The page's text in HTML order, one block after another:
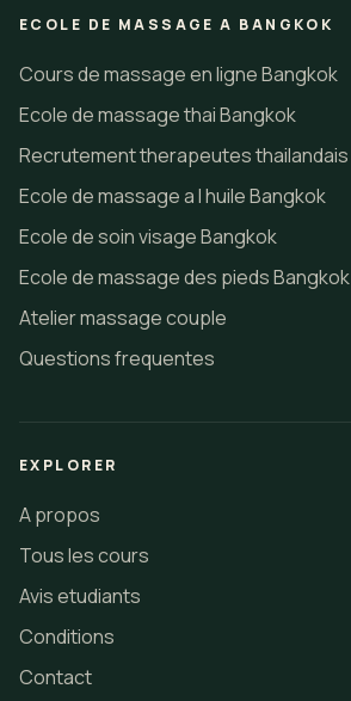
ECOLE DE MASSAGE A BANGKOK
Cours de massage en ligne Bangkok
Ecole de massage thai Bangkok
Recrutement therapeutes thailandais
Ecole de massage a l huile Bangkok
Ecole de soin visage Bangkok
Ecole de massage des pieds Bangkok
Atelier massage couple
Questions frequentes
EXPLORER
A propos
Tous les cours
Avis etudiants
Conditions
Contact